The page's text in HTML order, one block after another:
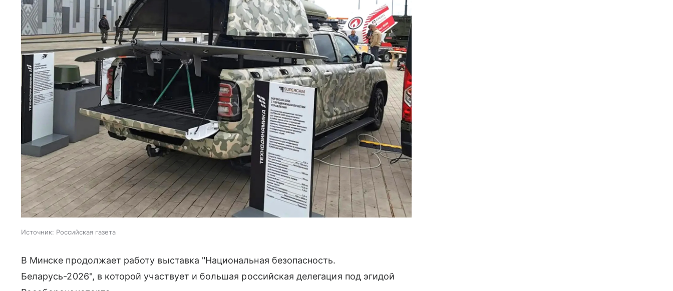
Источник: Российская газета
В Минске продолжает работу выставка "Национальная безопасность.
Беларусь-2026", в которой участвует и большая российская делегация под эгидой